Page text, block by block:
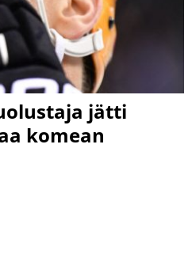
jätti
komean